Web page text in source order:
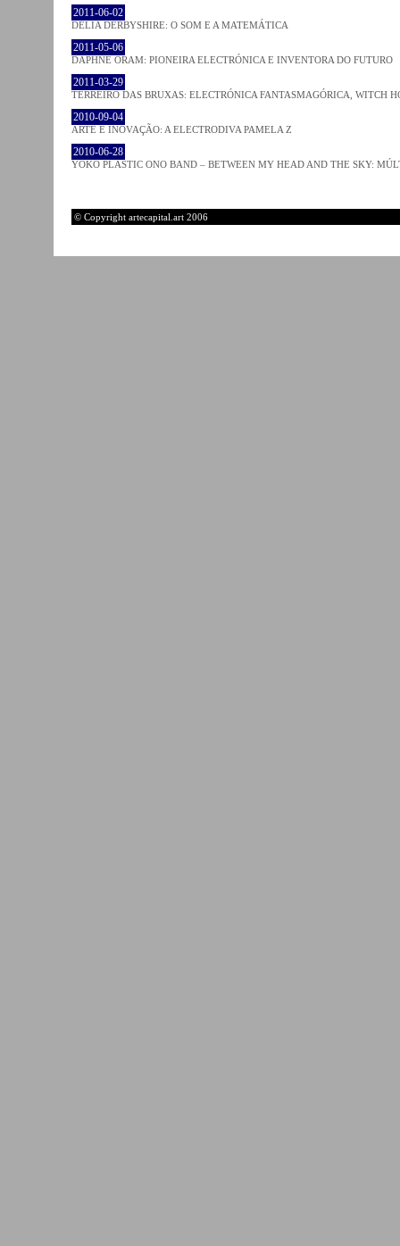
2011-06-02
DELIA DERBYSHIRE: O SOM E A MATEMÁTICA
2011-05-06
DAPHNE ORAM: PIONEIRA ELECTRÓNICA E INVENTORA DO FUTURO
2011-03-29
TERREIRO DAS BRUXAS: ELECTRÓNICA FANTASMAGÓRICA, WITCH
2010-09-04
ARTE E INOVAÇÃO: A ELECTRODIVA PAMELA Z
2010-06-28
YOKO PLASTIC ONO BAND – BETWEEN MY HEAD AND THE SKY:
© Copyright artecapital.art 2006